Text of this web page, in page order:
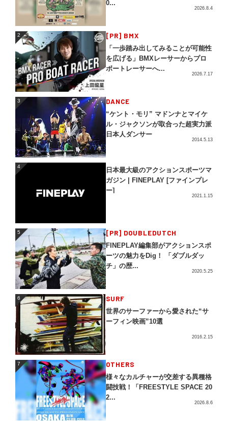
0...
2026.8.4
2 [PR] BMX
「一歩踏み出してみることが可能性
を広げる」BMXレーサーからプロ
ボートレーサーへ...
2026.7.17
3 DANCE
“ケント・モリ” マドンナとマイケ
ル・ジャクソンが取合った超実力派
日本人ダンサー
2014.5.13
4
日本最大級のアクションスポーツマ
ガジン | FINEPLAY [ファインプレ
ー]
2021.1.15
5 [PR] DOUBLEDUTCH
FINEPLAY編集部がアクションスポ
ーツの魅力をDig！ 「ダブルダッ
チ」の歴...
2020.5.25
6 SURF
世界のサーファーから愛された“サ
ーフィン映画”10選
2016.2.15
7 OTHERS
様々なカルチャーが交差する異種格
闘技戦！「FREESTYLE SPACE 20
2...
2026.8.6